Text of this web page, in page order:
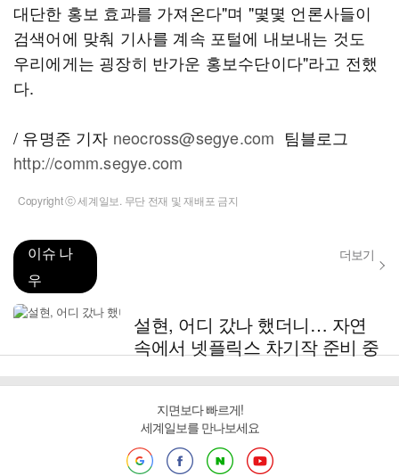
대단한 홍보 효과를 가져온다"며 "몇몇 언론사들이
검색어에 맞춰 기사를 계속 포털에 내보내는 것도
우리에게는 굉장히 반가운 홍보수단이다"라고 전했
다.
/ 유명준 기자 neocross@segye.com 팀블로그
http://comm.segye.com
Copyright ⓒ 세계일보. 무단 전재 및 재배포 금지
이슈 나
우
더보기
설현, 어디 갔나 했더니… 자연
속에서 넷플릭스 차기작 준비 중
지면보다 빠르게!
세계일보를 만나보세요